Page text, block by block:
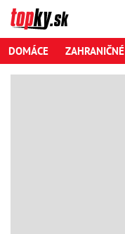
DOMÁCE ZAHRANIČNÉ